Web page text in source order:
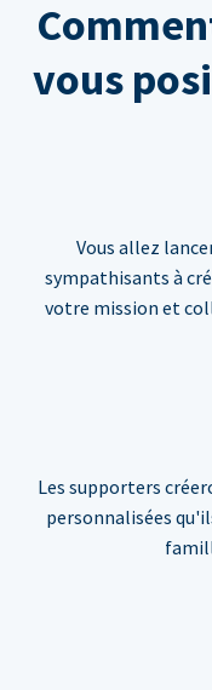
vous
Vous allez
sympathisants à
votre mission et
Les supporters
personnalisées